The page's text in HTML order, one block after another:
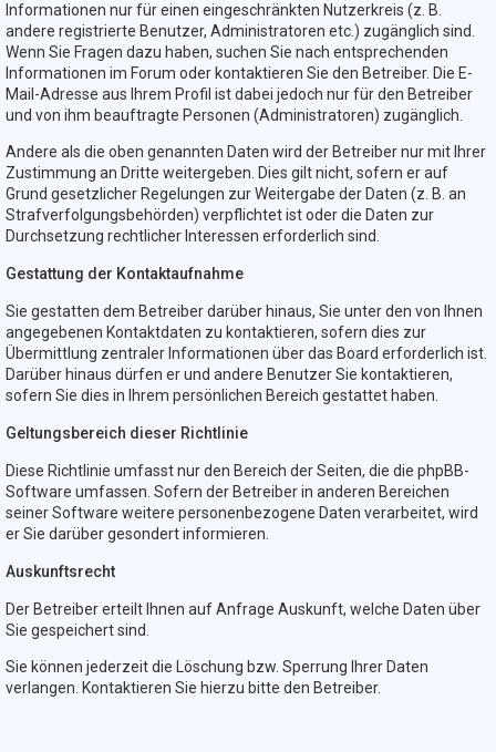
Informationen nur für einen eingeschränkten Nutzerkreis (z. B.
andere registrierte Benutzer, Administratoren etc.) zugänglich sind.
Wenn Sie Fragen dazu haben, suchen Sie nach entsprechenden
Informationen im Forum oder kontaktieren Sie den Betreiber. Die E-
Mail-Adresse aus Ihrem Profil ist dabei jedoch nur für den Betreiber
und von ihm beauftragte Personen (Administratoren) zugänglich.
Andere als die oben genannten Daten wird der Betreiber nur mit Ihrer
Zustimmung an Dritte weitergeben. Dies gilt nicht, sofern er auf
Grund gesetzlicher Regelungen zur Weitergabe der Daten (z. B. an
Strafverfolgungsbehörden) verpflichtet ist oder die Daten zur
Durchsetzung rechtlicher Interessen erforderlich sind.
Gestattung der Kontaktaufnahme
Sie gestatten dem Betreiber darüber hinaus, Sie unter den von Ihnen
angegebenen Kontaktdaten zu kontaktieren, sofern dies zur
Übermittlung zentraler Informationen über das Board erforderlich ist.
Darüber hinaus dürfen er und andere Benutzer Sie kontaktieren,
sofern Sie dies in Ihrem persönlichen Bereich gestattet haben.
Geltungsbereich dieser Richtlinie
Diese Richtlinie umfasst nur den Bereich der Seiten, die die phpBB-
Software umfassen. Sofern der Betreiber in anderen Bereichen
seiner Software weitere personenbezogene Daten verarbeitet, wird
er Sie darüber gesondert informieren.
Auskunftsrecht
Der Betreiber erteilt Ihnen auf Anfrage Auskunft, welche Daten über
Sie gespeichert sind.
Sie können jederzeit die Löschung bzw. Sperrung Ihrer Daten
verlangen. Kontaktieren Sie hierzu bitte den Betreiber.